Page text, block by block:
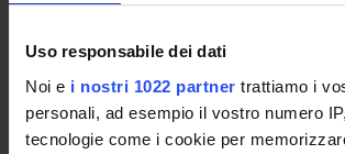
Uso responsabile dei dati
Noi e i nostri 1022 partner trattiamo i
personali, ad esempio il vostro numero
tecnologie come i cookie per
Avvisi relativi al corso
Seminari relativi al corso